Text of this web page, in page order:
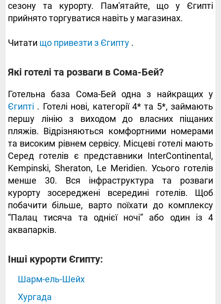
сезону та курорту. Пам'ятайте, що у Єгипті
прийнято торгуватися навіть у магазинах.
Читати що привезти з Єгипту .
Які готелі та розваги в Сома-Бей?
Готельна база Сома-Бей одна з найкращих у
Єгипті . Готелі нові, категорії 4* та 5*, займають
першу лінію з виходом до власних піщаних
пляжів. Відрізняються комфортними номерами
та високим рівнем сервісу. Місцеві готелі мають
Серед готелів є представники InterContinental,
Kempinski, Sheraton, Le Meridien. Усього готелів
менше 30. Вся інфраструктура та розваги
курорту зосереджені всередині готелів. Щоб
побачити більше, варто поїхати до комплексу
“Палац тисяча та однієї ночі” або один із 4
аквапарків.
Інші курорти Єгипту:
Шарм-ель-Шейх
Хургада